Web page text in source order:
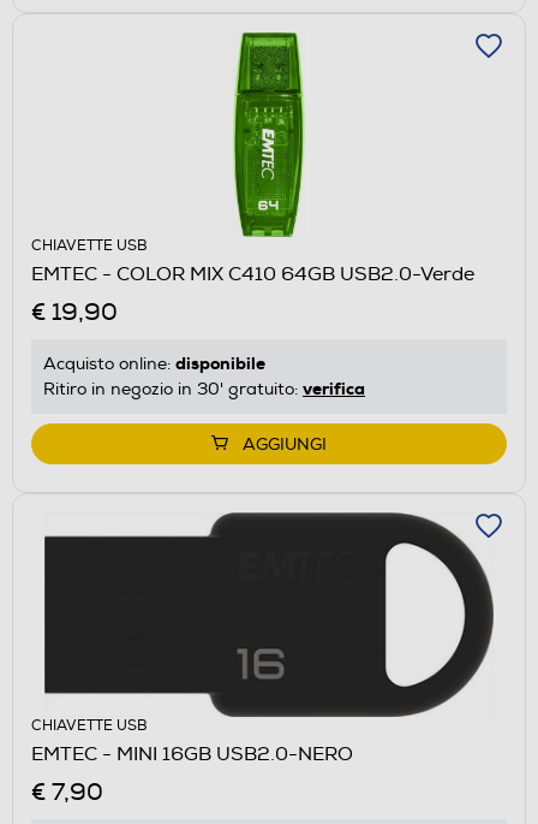
CHIAVETTE USB
EMTEC - COLOR MIX C410 64GB USB2.0-Verde
€ 19,90
Acquisto online: disponibile
Ritiro in negozio in 30' gratuito: verifica
AGGIUNGI
CHIAVETTE USB
EMTEC - MINI 16GB USB2.0-NERO
€ 7,90